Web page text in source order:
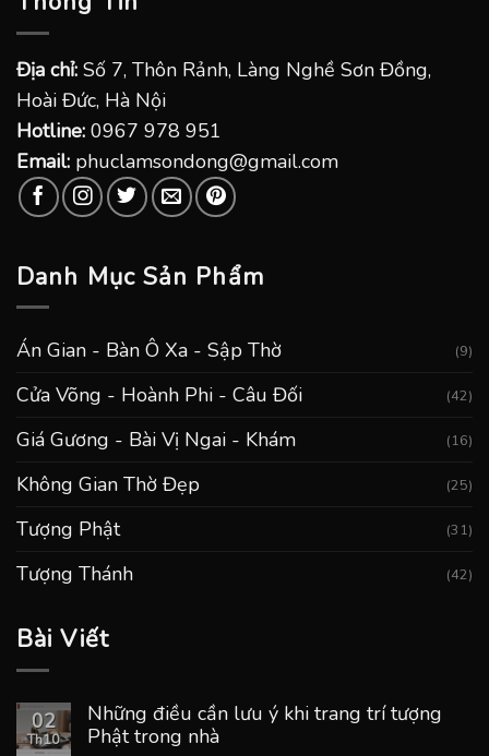
Địa chỉ: Số 7, Thôn Rảnh, Làng Nghề Sơn Đồng,
Hoài Đức, Hà Nội
Hotline: 0967 978 951
Email: phuclamsondong@gmail.com
Danh Mục Sản Phẩm
Án Gian - Bàn Ô Xa - Sập Thờ (9)
Cửa Võng - Hoành Phi - Câu Đối (42)
Giá Gương - Bài Vị Ngai - Khám (16)
Không Gian Thờ Đẹp (25)
Tượng Phật (31)
Tượng Thánh (42)
Bài Viết
02
Th10
Những điều cần lưu ý khi trang trí tượng
Phật trong nhà